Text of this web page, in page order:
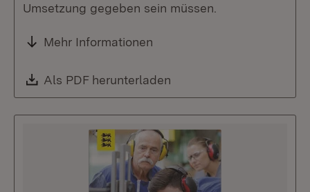
Umsetzung gegeben sein müssen.
Mehr Informationen
Download:
Als PDF herunterladen